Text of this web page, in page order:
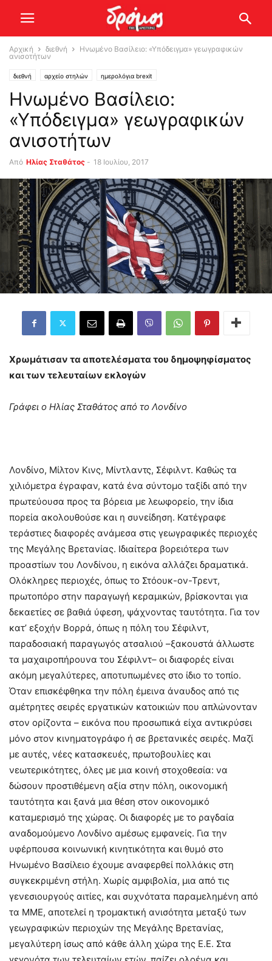
Αρχική διεθνή
Ηνωμένο Βασίλειο: «Υπόδειγμα» γεωγραφικών
ανισοτήτων
διεθνή αρχείο στηλών ημερολόγια brexit
Ηνωμένο Βασίλειο:
«Υπόδειγμα» γεωγραφικών
ανισοτήτων
Από Ηλίας Σταθάτος - 18 Ιουλίου, 2017
Χρωμάτισαν τα αποτελέσματα του δημοψηφίσματος
και των τελευταίων εκλογών
Γράφει ο Ηλίας Σταθάτος από το Λονδίνο
Λονδίνο, Μίλτον Κινς, Μίντλαντς, Σέφιλντ. Καθώς τα
χιλιόμετρα έγραφαν, κατά ένα σύντομο ταξίδι από την
πρωτεύουσα προς τα βόρεια με λεωφορείο, την ίδια
πορεία ακολουθούσε και η συνείδηση. Κατέγραφε
τεράστιες διαφορές ανάμεσα στις γεωγραφικές περιοχές
της Μεγάλης Βρετανίας. Ιδιαίτερα βορειότερα των
προαστίων του Λονδίνου, η εικόνα αλλάζει δραματικά.
Ολόκληρες περιοχές, όπως το Στόουκ-ον-Τρεντ,
πρωτοπόρο στην παραγωγή κεραμικών, βρίσκονται για
δεκαετίες σε βαθιά ύφεση, ψάχνοντας ταυτότητα. Για τον
κατ’ εξοχήν Βορρά, όπως η πόλη του Σέφιλντ,
παραδοσιακή παραγωγός ατσαλιού –ξακουστά άλλωστε
τα μαχαιροπήρουνα του Σέφιλντ– οι διαφορές είναι
ακόμη μεγαλύτερες, αποτυπωμένες στο ίδιο το τοπίο.
Όταν επισκέφθηκα την πόλη έμεινα άναυδος από τις
αμέτρητες σειρές εργατικών κατοικιών που απλώνονταν
στον ορίζοντα – εικόνα που προσωπικά είχα αντικρύσει
μόνο στον κινηματογράφο ή σε βρετανικές σειρές. Μαζί
με αυτές, νέες κατασκευές, πρωτοβουλίες και
νεωτερικότητες, όλες με μια κοινή στοχοθεσία: να
δώσουν προστιθέμενη αξία στην πόλη, οικονομική
ταυτότητα και ξανά μια θέση στον οικονομικό
καταμερισμό της χώρας. Οι διαφορές με το ραγδαία
αναδομούμενο Λονδίνο αμέσως εμφανείς. Για την
υφέρπουσα κοινωνική κινητικότητα και θυμό στο
Ηνωμένο Βασίλειο έχουμε αναφερθεί πολλάκις στη
συγκεκριμένη στήλη. Χωρίς αμφιβολία, μια από τις
γενεσιουργούς αιτίες, και συχνότατα παραμελημένη από
τα ΜΜΕ, αποτελεί η τρομακτική ανισότητα μεταξύ των
γεωγραφικών περιοχών της Μεγάλης Βρετανίας,
μεγαλύτερη ίσως από κάθε άλλη χώρα της Ε.Ε. Στα